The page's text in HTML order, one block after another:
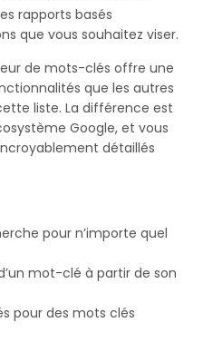
rapports basés
que vous souhaitez viser.
de mots-clés offre une
que les autres
liste. La différence est
Google, et vous
détaillés
pour n’importe quel
mot-clé à partir de son
pour des mots clés